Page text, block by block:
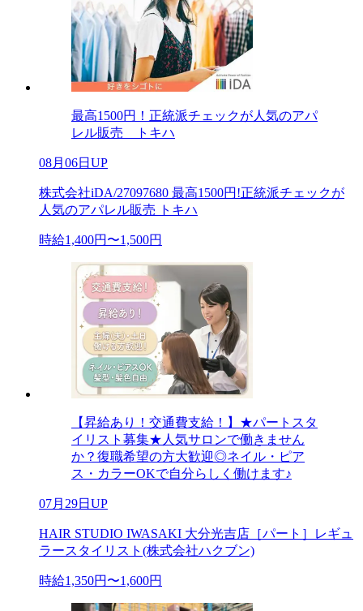
最高1500円！正統派チェックが人気のアパ
レル販売 トキハ
08月06日UP
株式会社iDA/27097680 最高1500円!正統派チェックが
人気のアパレル販売 トキハ
時給1,400円〜1,500円
【昇給あり！交通費支給！】★パートスタ
イリスト募集★人気サロンで働きません
か？復職希望の方大歓迎◎ネイル・ピア
ス・カラーOKで自分らしく働けます♪
07月29日UP
HAIR STUDIO IWASAKI 大分光吉店［パート］レギュ
ラースタイリスト(株式会社ハクブン)
時給1,350円〜1,600円